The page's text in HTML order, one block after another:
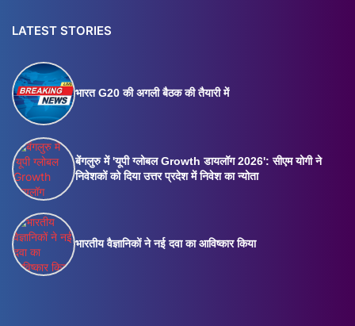
LATEST STORIES
भारत G20 की अगली बैठक की तैयारी में
बेंगलुरु में 'यूपी ग्लोबल Growth डायलॉग 2026': सीएम योगी ने
निवेशकों को दिया उत्तर प्रदेश में निवेश का न्योता
भारतीय वैज्ञानिकों ने नई दवा का आविष्कार किया